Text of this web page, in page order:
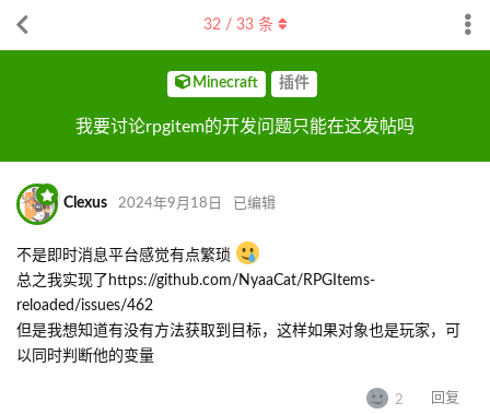
Minecraft 插件
我要讨论rpgitem的开发问题只能在这发帖吗
32/ 33条
Clexus 2024年9月18日 已编辑
不是即时消息平台感觉有点繁琐
总之我实现了https://github.com/NyaaCat/RPGItems-
reloaded/issues/462
但是我想知道有没有方法获取到目标，这样如果对象也是玩家，可
以同时判断他的变量
2 回复